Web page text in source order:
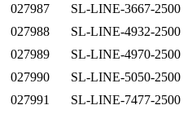
027987
SL-LINE-3667-2500
027988
SL-LINE-4932-2500
027989
SL-LINE-4970-2500
027990
SL-LINE-5050-2500
027991
SL-LINE-7477-2500